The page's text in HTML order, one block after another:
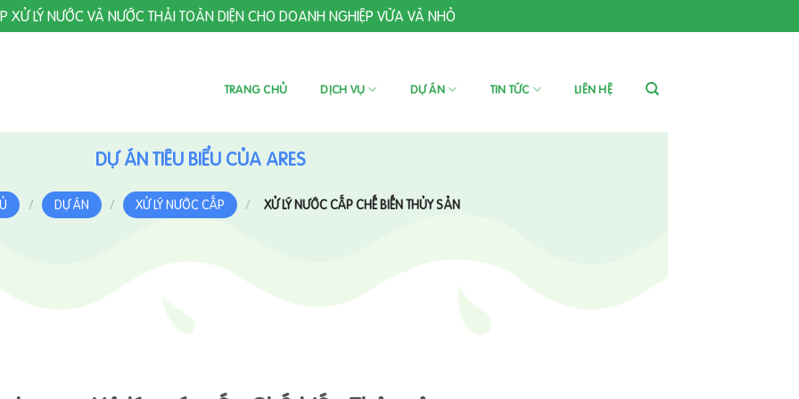
XỬ LÝ NƯỚC VÀ NƯỚC THẢI TOÀN DIỆN CHO DOANH NGHIỆP VỪA VÀ NHỎ
TRANG CHỦ DỊCH VỤ DỰ ÁN TIN TỨC LIÊN HỆ
DỰ ÁN TIÊU BIỂU CỦA ARES
/ DỰ ÁN / XỬ LÝ NƯỚC CẤP / XỬ LÝ NƯỚC CẤP CHẾ BIẾN THỦY SẢN